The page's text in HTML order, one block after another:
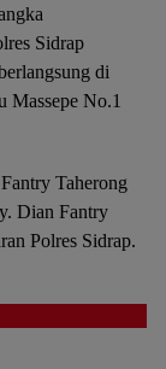
Sidrap
di
Massepe No.1
Taherong
Dian Fantry
Polres Sidrap.